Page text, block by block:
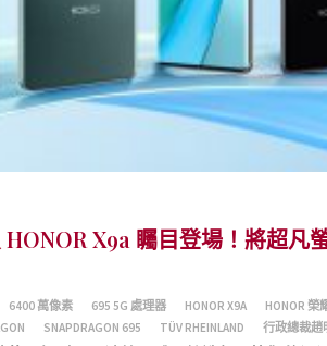
X9a 矚目登場！將超凡
6400 萬像素 695 5G 處理器 HONOR X9A HONOR 榮
SNAPDRAGON 695 TÜV RHEINLAND 行政總裁趙